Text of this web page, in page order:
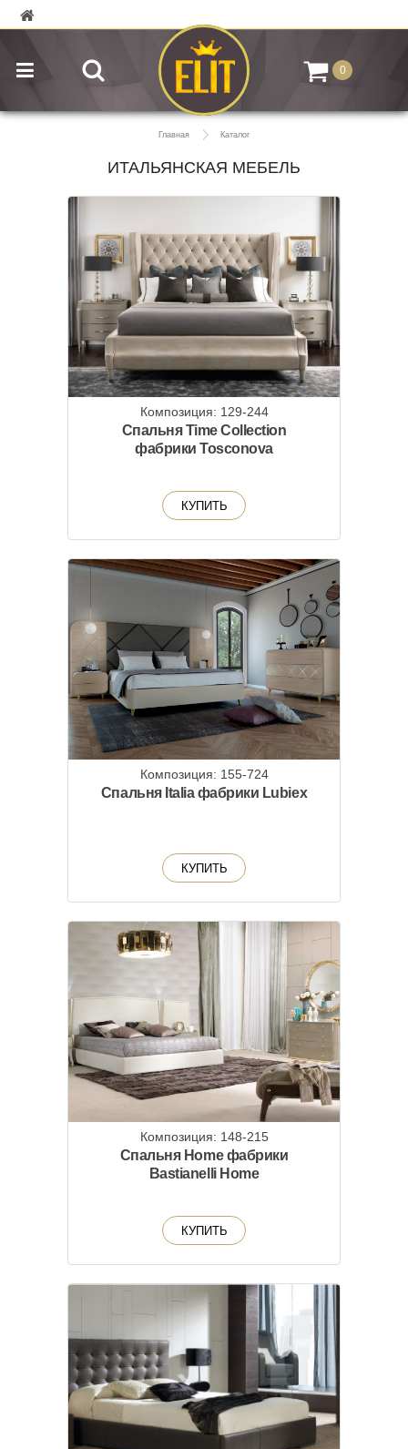
0
Главная Каталог
ИТАЛЬЯНСКАЯ МЕБЕЛЬ
Композиция: 129-244
Спальня Time Collection
фабрики Tosconova
КУПИТЬ
Композиция: 155-724
Спальня Italia фабрики Lubiex
КУПИТЬ
Композиция: 148-215
Спальня Home фабрики
Bastianelli Home
КУПИТЬ